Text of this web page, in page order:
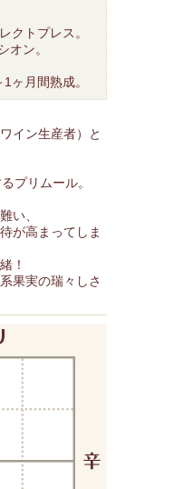
クトプレス。
オン。
ヶ月間熟成。
イン生産者）と
プリムール。
い、
が高まってしま
！
果実の瑞々しさ